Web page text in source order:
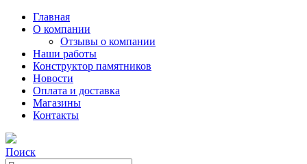
Главная
О компании
Отзывы о компании
Наши работы
Конструктор памятников
Новости
Оплата и доставка
Магазины
Контакты
Поиск